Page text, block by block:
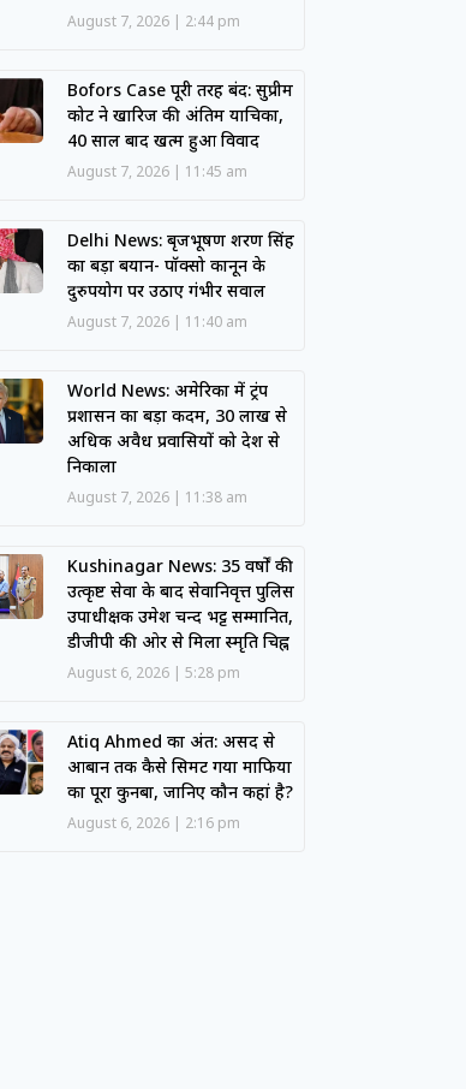
August 7, 2026 2:44 pm
Bofors Case पूरी तरह बंद: सुप्रीम
कोर्ट ने खारिज की अंतिम याचिका,
40 साल बाद खत्म हुआ विवाद
August 7, 2026 11:45 am
Delhi News: बृजभूषण शरण सिंह
का बड़ा बयान- पॉक्सो कानून के
दुरुपयोग पर उठाए गंभीर सवाल
August 7, 2026 11:40 am
World News: अमेरिका में ट्रंप
प्रशासन का बड़ा कदम, 30 लाख से
अधिक अवैध प्रवासियों को देश से
निकाला
August 7, 2026 11:38 am
Kushinagar News: 35 वर्षों की
उत्कृष्ट सेवा के बाद सेवानिवृत्त पुलिस
उपाधीक्षक उमेश चन्द भट्ट सम्मानित,
डीजीपी की ओर से मिला स्मृति चिह्न
August 6, 2026 5:28 pm
Atiq Ahmed का अंत: असद से
आबान तक कैसे सिमट गया माफिया
का पूरा कुनबा, जानिए कौन कहां है?
August 6, 2026 2:16 pm